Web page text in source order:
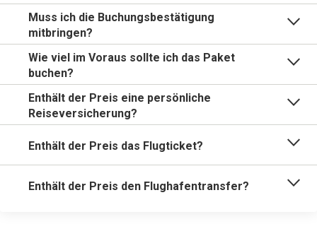
Muss ich die Buchungsbestätigung
mitbringen?
Wie viel im Voraus sollte ich das Paket
buchen?
Enthält der Preis eine persönliche
Reiseversicherung?
Enthält der Preis das Flugticket?
Enthält der Preis den Flughafentransfer?